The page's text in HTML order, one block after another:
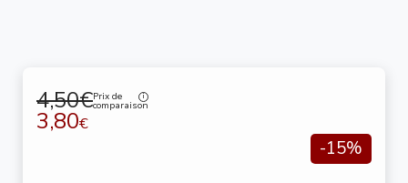
4,50€Prix de
comparaison
3,80€
-15%